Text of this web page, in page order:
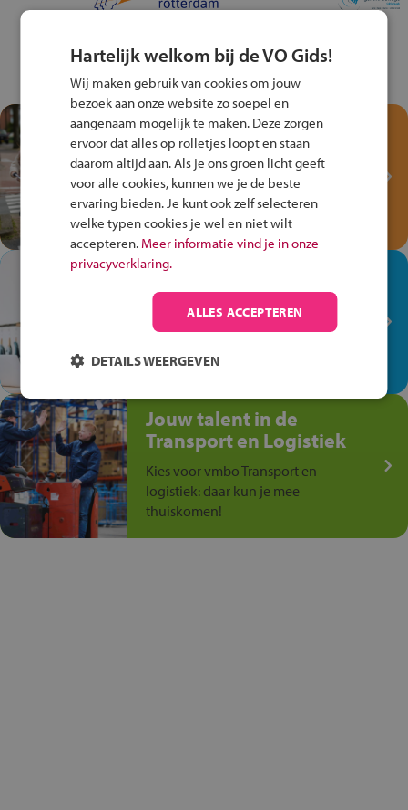
Test je kennis met het
Fiets Veilig
Verkeersspel!
Speel het Fiets Veilig Verkeersspel
en win een Cortina-fiets!
In de winkel ben je op je
plek!
Ontdek via het vmbo jouw talent
anders is!
Jouw talent in de
Transport en Logistiek
Kies voor vmbo Transport en
logistiek: daar kun je mee
thuiskomen!
Hartelijk welkom bij de VO Gids!
Wij maken gebruik van cookies om jouw
bezoek aan onze website zo soepel en
aangenaam mogelijk te maken. Deze zorgen
ervoor dat alles op rolletjes loopt en staan
daarom altijd aan. Als je ons groen licht geeft
voor alle cookies, kunnen we je de beste
ervaring bieden. Je kunt ook zelf selecteren
welke typen cookies je wel en niet wilt
accepteren. Meer informatie vind je in onze
privacyverklaring.
ALLES ACCEPTEREN
DETAILS WEERGEVEN